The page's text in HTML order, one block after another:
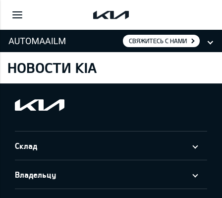
СВЯЖИТЕСЬ С НАМИ
НОВОСТИ KIA
Cклад
Владельцу